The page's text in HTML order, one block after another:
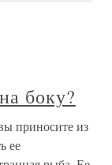
боку?
приносите из
ее